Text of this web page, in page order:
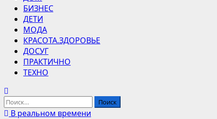
БИЗНЕС
ДЕТИ
МОДА
КРАСОТА.ЗДОРОВЬЕ
ДОСУГ
ПРАКТИЧНО
ТЕХНО
Найти:
В реальном времени